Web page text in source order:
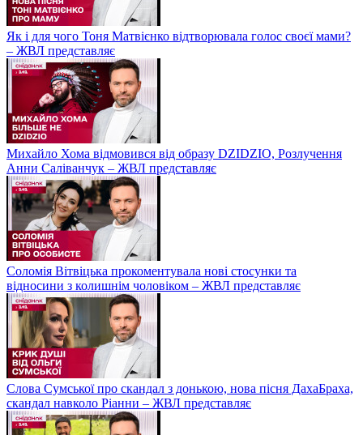
Як і для чого Тоня Матвієнко відтворювала голос своєї мами?
– ЖВЛ представляє
Михайло Хома відмовився від образу DZIDZIO, Розлучення
Анни Саліванчук – ЖВЛ представляє
Соломія Вітвіцька прокоментувала нові стосунки та
відносини з колишнім чоловіком – ЖВЛ представляє
Слова Сумської про скандал з донькою, нова пісня ДахаБраха,
скандал навколо Ріанни – ЖВЛ представляє